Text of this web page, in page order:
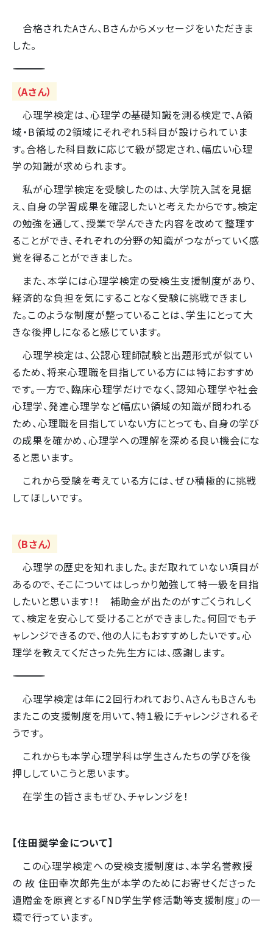
合格されたAさん、Bさんからメッセージをいただきま
した。
――――――――――――――――――――――――
（Aさん）
心理学検定は、心理学の基礎知識を測る検定で、A領
域・B領域の2領域にそれぞれ5科目が設けられていま
す。合格した科目数に応じて級が認定され、幅広い心理
学の知識が求められます。
私が心理学検定を受験したのは、大学院入試を見据
え、自身の学習成果を確認したいと考えたからです。検定
の勉強を通して、授業で学んできた内容を改めて整理す
ることができ、それぞれの分野の知識がつながっていく感
覚を得ることができました。
また、本学には心理学検定の受検生支援制度があり、
経済的な負担を気にすることなく受験に挑戦できまし
た。このような制度が整っていることは、学生にとって大
きな後押しになると感じています。
心理学検定は、公認心理師試験と出題形式が似てい
るため、将来心理職を目指している方には特におすすめ
です。一方で、臨床心理学だけでなく、認知心理学や社会
心理学、発達心理学など幅広い領域の知識が問われる
ため、心理職を目指していない方にとっても、自身の学び
の成果を確かめ、心理学への理解を深める良い機会にな
ると思います。
これから受験を考えている方には、ぜひ積極的に挑戦
してほしいです。
（Bさん）
心理学の歴史を知れました。まだ取れていない項目が
あるので、そこについてはしっかり勉強して特一級を目指
したいと思います！！ 補助金が出たのがすごくうれしく
て、検定を安心して受けることができました。何回でもチ
ャレンジできるので、他の人にもおすすめしたいです。心
理学を教えてくださった先生方には、感謝します。
――――――――――――――――――――――――
心理学検定は年に２回行われており、AさんもBさんも
またこの支援制度を用いて、特１級にチャレンジされるそ
うです。
これからも本学心理学科は学生さんたちの学びを後
押ししていこうと思います。
在学生の皆さまもぜひ、チャレンジを！
【住田奨学金について】
この心理学検定への受検支援制度は、本学名誉教授
の 故 住田幸次郎先生が本学のためにお寄せくださった
遺贈金を原資とする「ND学生学修活動等支援制度」の一
環で行っています。